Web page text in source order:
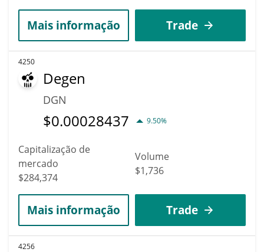
Mais informação Trade
4250
Degen
DGN
$0.00028437 9.50%
Capitalização de
mercado
$284,374
Volume
$1,736
Mais informação Trade
4256